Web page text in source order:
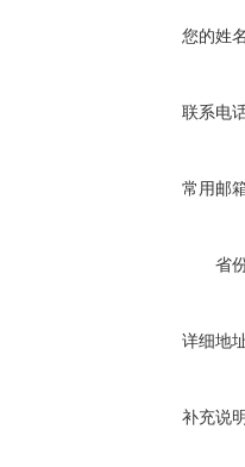
您的姓
联系电
常用邮
省
详细地
补充说